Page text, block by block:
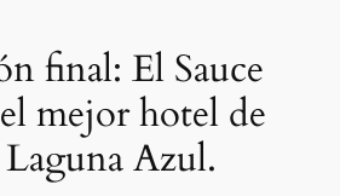
final: El Sauce
mejor hotel de
Azul.